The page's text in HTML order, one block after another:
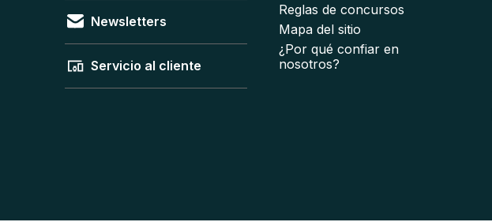
Newsletters
Servicio al cliente
Reglas de concursos
Mapa del sitio
¿Por qué confiar en
nosotros?